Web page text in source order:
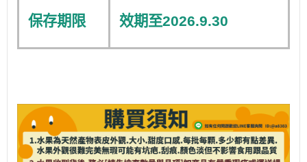
保存期限 效期至2026.9.30